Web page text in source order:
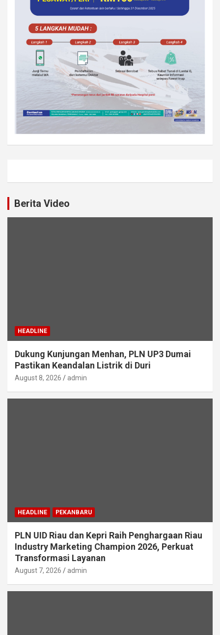
Berita Video
HEADLINE
Dukung Kunjungan Menhan, PLN UP3 Dumai
Pastikan Keandalan Listrik di Duri
August 8, 2026 admin
HEADLINE PEKANBARU
PLN UID Riau dan Kepri Raih Penghargaan Riau
Industry Marketing Champion 2026, Perkuat
Transformasi Layanan
August 7, 2026 admin